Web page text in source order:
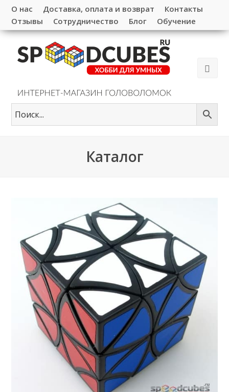
О нас Доставка, оплата и возврат
Контакты
Отзывы
Сотрудничество Блог Обучение
Каталог